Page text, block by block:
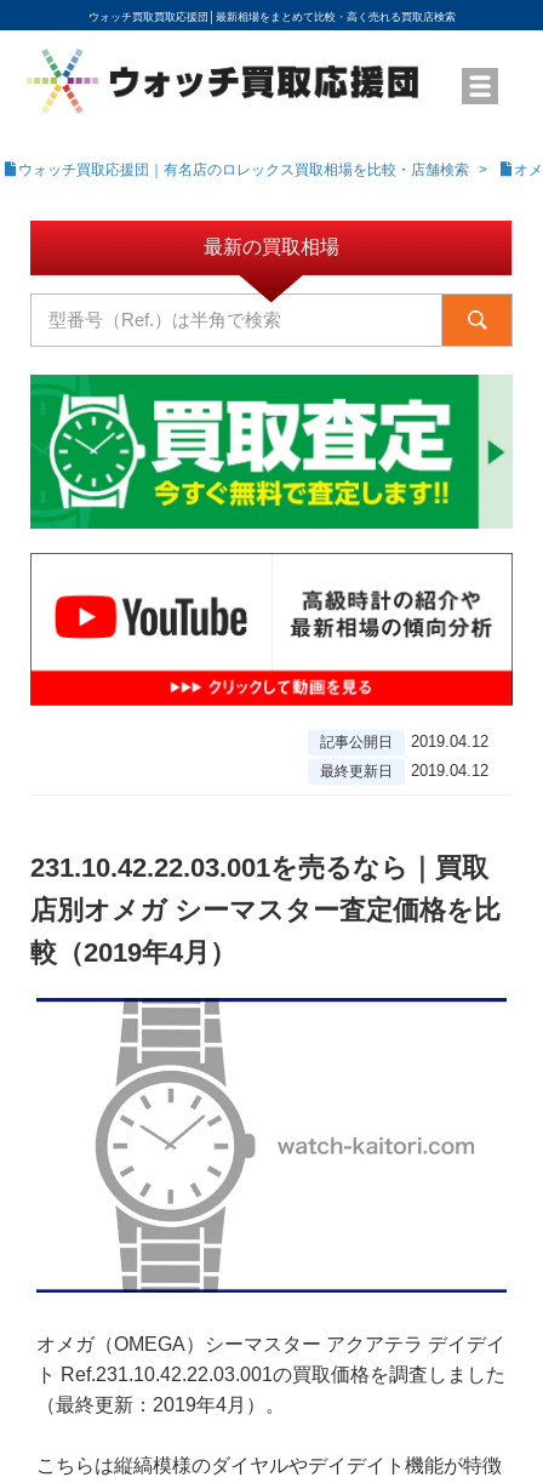
ウォッチ買取買取応援団│ 最新相場をまとめて比較・高く売れる買取店検索
YouTubeで動画を公開中
ROLEXモデル名から買取相場を調べる
高級時計ブランド名から買取相場を調べる
地域から買取店を探す
店舗名から買取店を探す
ブランド時計を高く売る方法
買取査定を依頼する
ウォッチ買取応援団｜有名店のロレックス買取相場を比較・店舗検索 オ
最新の買取相場
記事公開日 2019.04.12
最終更新日 2019.04.12
231.10.42.22.03.001を売るなら｜買取
店別オメガ シーマスター査定価格を比
較（2019年4月）
オメガ（OMEGA）シーマスター アクアテラ デイデイ
ト Ref.231.10.42.22.03.001の買取価格を調査しました
（最終更新：2019年4月）。
こちらは縦縞模様のダイヤルやデイデイト機能が特徴